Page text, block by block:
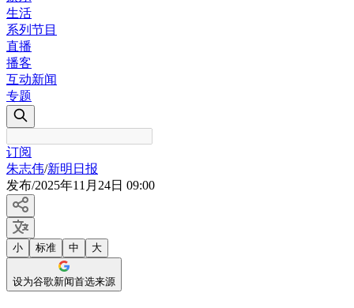
生活
系列节目
直播
播客
互动新闻
专题
订阅
朱志伟/新明日报
发布/2025年11月24日 09:00
小 标准 中 大
设为谷歌新闻首选来源